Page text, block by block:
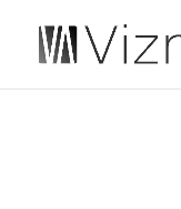
JSON